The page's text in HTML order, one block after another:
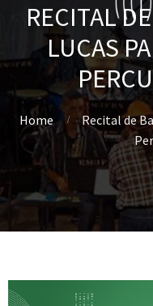
RECITAL
LUCAS
Home
Recital de